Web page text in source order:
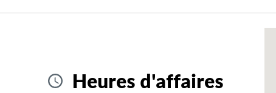
Heures d'affaires